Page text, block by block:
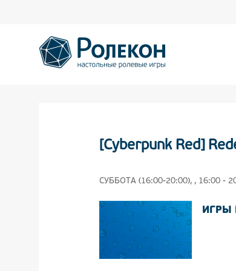
[Cyberpunk Red]
СУББОТА (16:00-20:00), , 16:00 -
ИГРЫ